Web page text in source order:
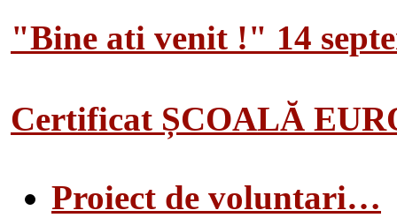
"Bine ati venit !" 14
Certificat ȘCOALĂ
Proiect de voluntari…